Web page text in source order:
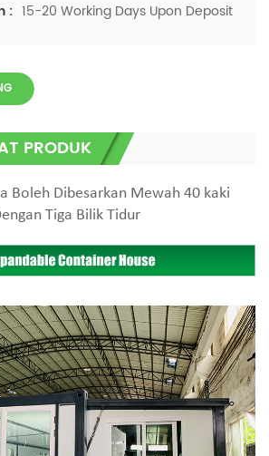
: 15-20 Working Days Upon Deposit
PRODUK
Boleh Dibesarkan Mewah 40 kaki
Tiga Bilik Tidur